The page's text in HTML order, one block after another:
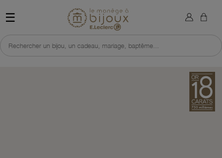
☰ Retour à l'accueil du site
Rechercher un bijou, un cadeau, mariage, baptême...
×